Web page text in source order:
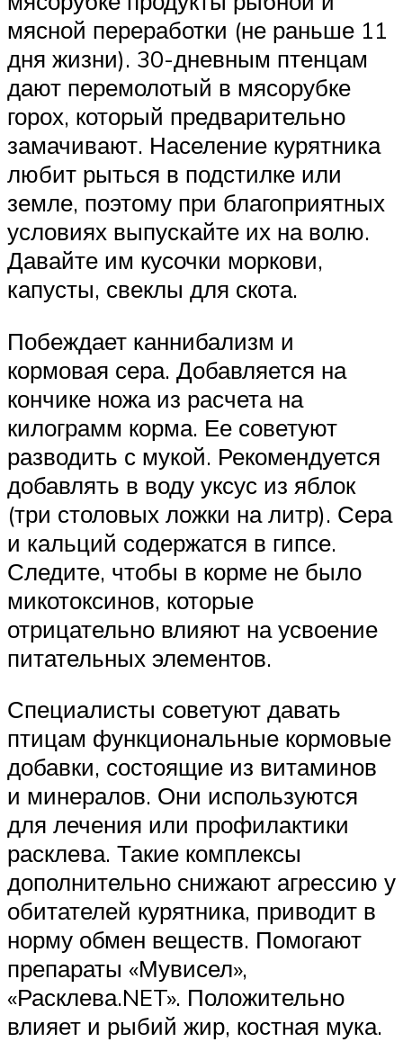
мясной переработки (не раньше 11
дня жизни). 30-дневным птенцам
дают перемолотый в мясорубке
горох, который предварительно
замачивают. Население курятника
любит рыться в подстилке или
земле, поэтому при благоприятных
условиях выпускайте их на волю.
Давайте им кусочки моркови,
капусты, свеклы для скота.
Побеждает каннибализм и
кормовая сера. Добавляется на
кончике ножа из расчета на
килограмм корма. Ее советуют
разводить с мукой. Рекомендуется
добавлять в воду уксус из яблок
(три столовых ложки на литр). Сера
и кальций содержатся в гипсе.
Следите, чтобы в корме не было
микотоксинов, которые
отрицательно влияют на усвоение
питательных элементов.
Специалисты советуют давать
птицам функциональные кормовые
добавки, состоящие из витаминов
и минералов. Они используются
для лечения или профилактики
расклева. Такие комплексы
дополнительно снижают агрессию у
обитателей курятника, приводит в
норму обмен веществ. Помогают
препараты «Мувисел»,
«Расклева.NET». Положительно
влияет и рыбий жир, костная мука.